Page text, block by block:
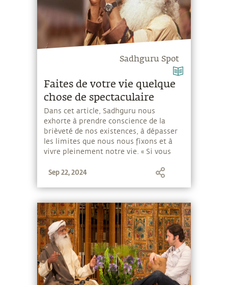
Sadhguru Spot
Faites de votre vie quelque
chose de spectaculaire
Dans cet article, Sadhguru nous
exhorte à prendre conscience de la
brièveté de nos existences, à dépasser
les limites que nous nous fixons et à
vivre pleinement notre vie. « Si vous
volonté, de l’inertie à l’effervescence,
Sep 22, 2024